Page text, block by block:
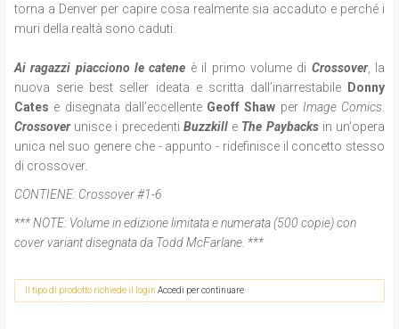
torna a Denver per capire cosa realmente sia accaduto e perché i
muri della realtà sono caduti.
Ai ragazzi piacciono le catene è il primo volume di Crossover, la
nuova serie best seller ideata e scritta dall’inarrestabile
Donny
Cates e disegnata dall’eccellente Geoff Shaw per Image Comics
Crossoverunisce i precedenti Buzzkille The Paybacksin un'opera
unica nel suo genere che - appunto - ridefinisce il concetto stesso
di crossover.
CONTIENE: Crossover #1-6
*** NOTE: Volume in edizione limitata e numerata (500 copie) con
cover variant disegnata da Todd McFarlane. ***
Il tipo di prodotto richiede il login Accedi per continuare